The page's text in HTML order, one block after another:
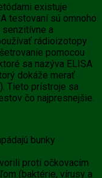
existuje
testovaní sú omnoho
a
rádioizotopy
pomocou
sa nazýva ELISA
dokáže merať
Tieto prístroje sa
čo najpresnejšie.
bunky
proti očkovacím
(baktérie, vírusy a